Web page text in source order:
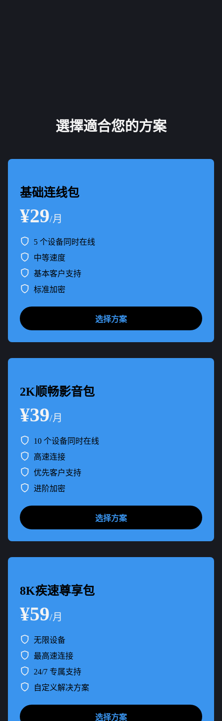
選擇適合您的方案
基础连线包
¥29/月
5 个设备同时在线
中等速度
基本客户支持
标准加密
选择方案
2K顺畅影音包
¥39/月
10 个设备同时在线
高速连接
优先客户支持
进阶加密
选择方案
8K疾速尊享包
¥59/月
无限设备
最高速连接
24/7 专属支持
自定义解决方案
选择方案